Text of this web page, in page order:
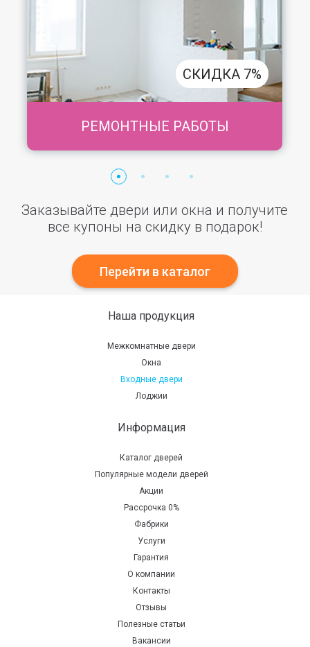
РЕМОНТНЫЕ РАБОТЫ
СКИДКА 7%
Заказывайте двери или окна и получите
все купоны на скидку в подарок!
Перейти в каталог
Наша продукция
Межкомнатные двери
Окна
Входные двери
Лоджии
Информация
Каталог дверей
Популярные модели дверей
Акции
Рассрочка 0%
Фабрики
Услуги
Гарантия
О компании
Контакты
Отзывы
Полезные статьи
Вакансии